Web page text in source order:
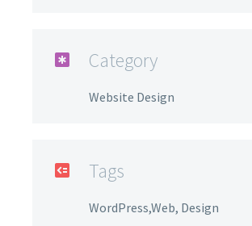
 Category
Website Design
 Tags
WordPress,Web, Design